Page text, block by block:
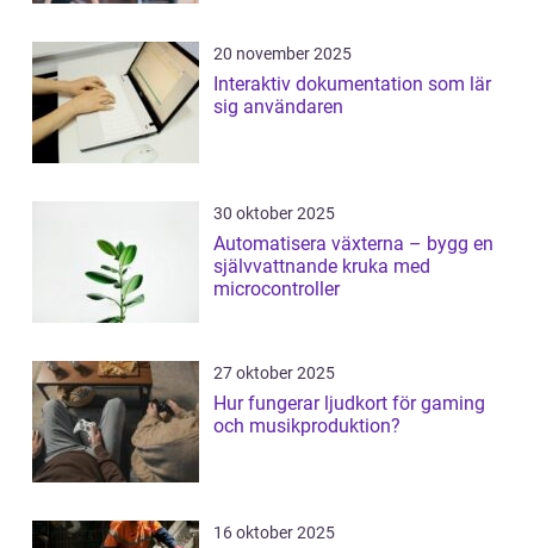
20 november 2025
Interaktiv dokumentation som lär
sig användaren
30 oktober 2025
Automatisera växterna – bygg en
självvattnande kruka med
microcontroller
27 oktober 2025
Hur fungerar ljudkort för gaming
och musikproduktion?
16 oktober 2025